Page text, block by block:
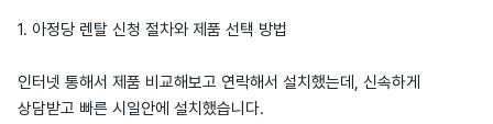
1. 아정당 렌탈 신청 절차와 제품 선택 방법
인터넷 통해서 제품 비교해보고 연락해서 설치했는데, 신속하게
상담받고 빠른 시일안에 설치했습니다.